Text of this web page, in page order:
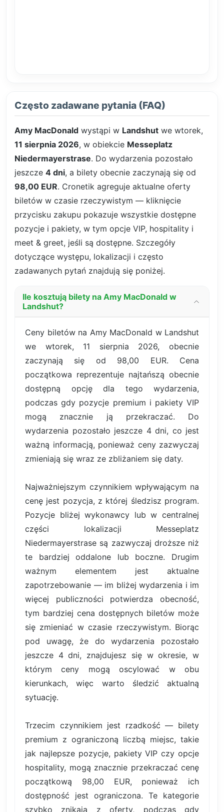
Często zadawane pytania (FAQ)
Amy MacDonald wystąpi w Landshut we wtorek,
11 sierpnia 2026, w obiekcie Messeplatz
Niedermayerstrase. Do wydarzenia pozostało
jeszcze 4 dni, a bilety obecnie zaczynają się od
98,00 EUR. Cronetik agreguje aktualne oferty
biletów w czasie rzeczywistym — kliknięcie
przycisku zakupu pokazuje wszystkie dostępne
pozycje i pakiety, w tym opcje VIP, hospitality i
meet & greet, jeśli są dostępne. Szczegóły
dotyczące występu, lokalizacji i często
zadawanych pytań znajdują się poniżej.
Ile kosztują bilety na Amy MacDonald w
Landshut?
Ceny biletów na Amy MacDonald w Landshut
we wtorek, 11 sierpnia 2026, obecnie
zaczynają się od 98,00 EUR. Cena
początkowa reprezentuje najtańszą obecnie
dostępną opcję dla tego wydarzenia,
podczas gdy pozycje premium i pakiety VIP
mogą znacznie ją przekraczać. Do
wydarzenia pozostało jeszcze 4 dni, co jest
ważną informacją, ponieważ ceny zazwyczaj
zmieniają się wraz ze zbliżaniem się daty.
Najważniejszym czynnikiem wpływającym na
cenę jest pozycja, z której śledzisz program.
Pozycje bliżej wykonawcy lub w centralnej
części lokalizacji Messeplatz
Niedermayerstrase są zazwyczaj droższe niż
te bardziej oddalone lub boczne. Drugim
ważnym elementem jest aktualne
zapotrzebowanie — im bliżej wydarzenia i im
więcej publiczności potwierdza obecność,
tym bardziej cena dostępnych biletów może
się zmieniać w czasie rzeczywistym. Biorąc
pod uwagę, że do wydarzenia pozostało
jeszcze 4 dni, znajdujesz się w okresie, w
którym ceny mogą oscylować w obu
kierunkach, więc warto śledzić aktualną
sytuację.
Trzecim czynnikiem jest rzadkość — bilety
premium z ograniczoną liczbą miejsc, takie
jak najlepsze pozycje, pakiety VIP czy opcje
hospitality, mogą znacznie przekraczać cenę
początkową 98,00 EUR, ponieważ ich
dostępność jest ograniczona. Te kategorie
szybko znikają z oferty, podczas gdy